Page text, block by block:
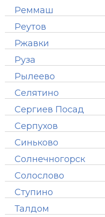
Реммаш
Реутов
Ржавки
Руза
Рылеево
Селятино
Сергиев Посад
Серпухов
Синьково
Солнечногорск
Солослово
Ступино
Талдом